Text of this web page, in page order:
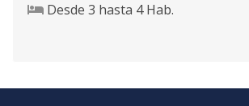
Desde 3 hasta 4Hab.